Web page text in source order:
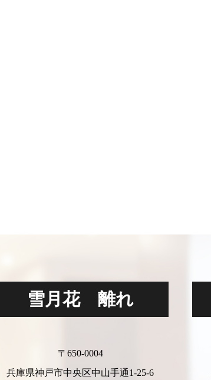
雪月花 離れ
〒650-0004
兵庫県神戸市中央区中山手通1-25-6